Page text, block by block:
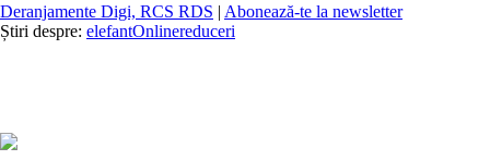
Deranjamente Digi, RCS RDS | Abonează-te la newsletter
Știri despre: elefantOnlinereduceri